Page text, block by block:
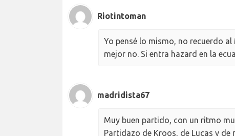
Riotintoman
Yo pensé lo mismo, no recuerdo
mejor no. Si entra hazard en la
madridista67
Muy buen partido, con un ritmo
Partidazo de Kroos, de Lucas y de